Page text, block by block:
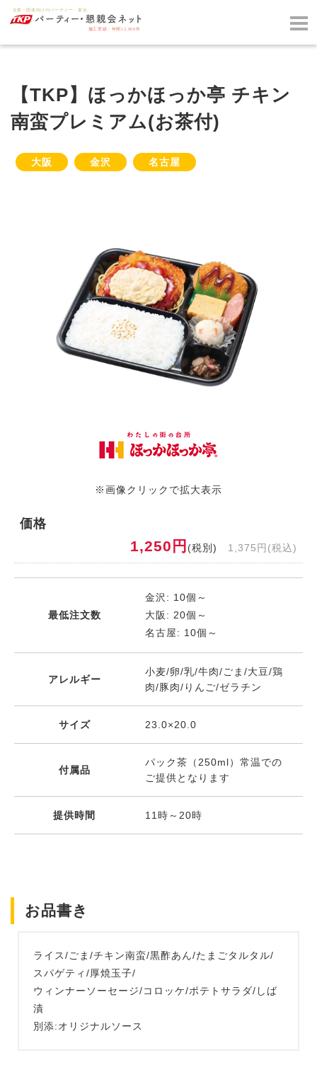
【TKP】ほっかほっか亭 チキン
南蛮プレミアム(お茶付)
大阪 金沢 名古屋
※画像クリックで拡大表示
価格
1,250円 (税別) 1,375円(税込)
最低注文数
金沢: 10個～
大阪: 20個～
名古屋: 10個～
アレルギー
小麦/卵/乳/牛肉/ごま/大豆/鶏
肉/豚肉/りんご/ゼラチン
サイズ 23.0×20.0
付属品
パック茶（250ml）常温での
ご提供となります
提供時間 11時～20時
お品書き
ライス/ごま/チキン南蛮/黒酢あん/たまごタルタル/
スパゲティ/厚焼玉子/
ウィンナーソーセージ/コロッケ/ポテトサラダ/しば
漬
別添:オリジナルソース